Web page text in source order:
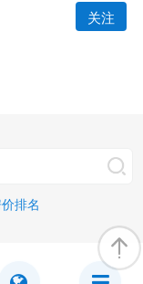
关注
排名